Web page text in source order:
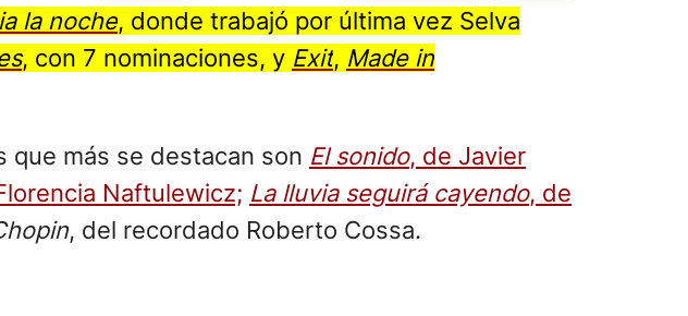
la noche, donde trabajó por última vez Selva
, con 7 nominaciones, y Exit, Made in
que más se destacan son El sonido, de Javier
Naftulewicz; La lluvia seguirá cayendo, de
, del recordado Roberto Cossa.